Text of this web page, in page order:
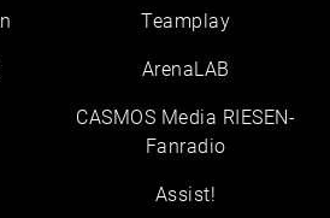
Teamplay
ArenaLAB
CASMOS Media RIESEN-
Fanradio
Assist!